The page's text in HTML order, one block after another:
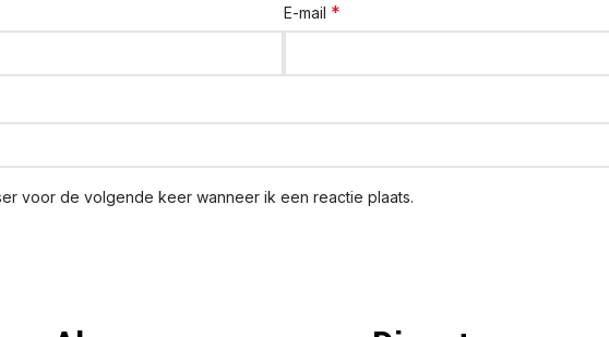
E-mail *
voor de volgende keer wanneer ik een reactie plaats.